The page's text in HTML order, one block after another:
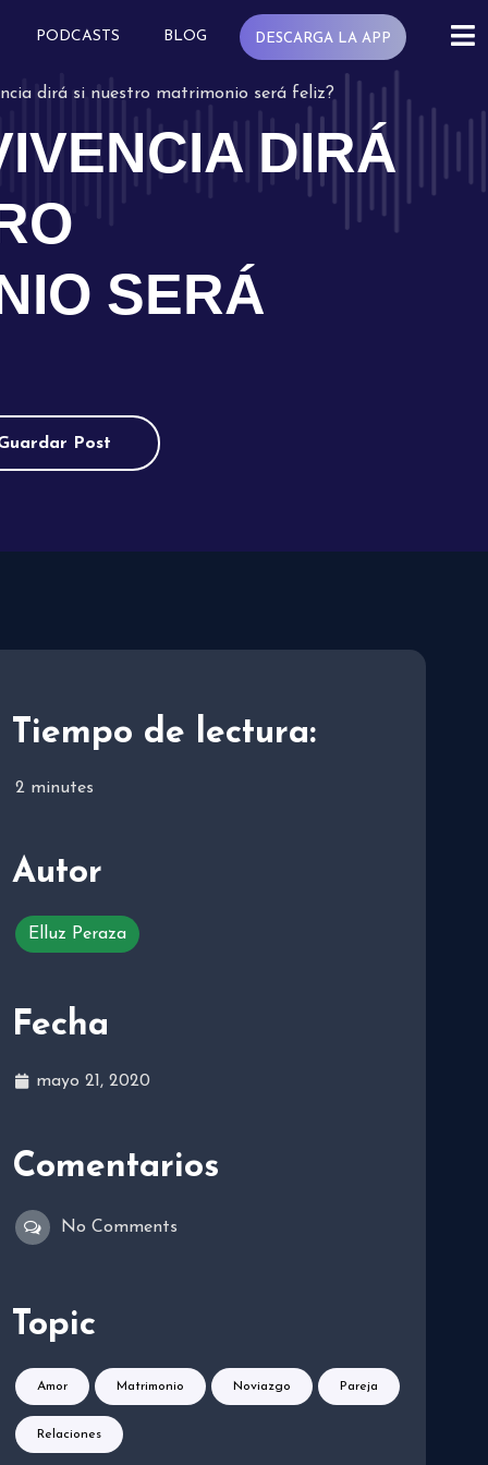
PODCASTS BLOG DESCARGA LA APP
dirá si nuestro matrimonio será feliz?
DIRÁ
SERÁ
Post
Tiempo de lectura:
2 minutes
Autor
Elluz Peraza
Fecha
mayo 21, 2020
Comentarios
No Comments
Topic
Amor Matrimonio Noviazgo Pareja
Relaciones